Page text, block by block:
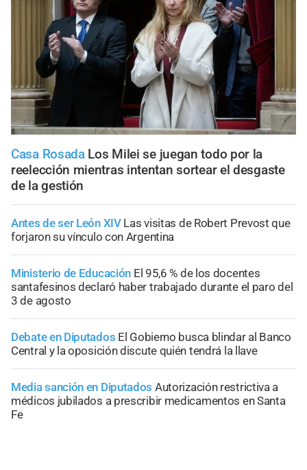
Casa Rosada Los Milei se juegan todo por la
reelección mientras intentan sortear el desgaste
de la gestión
Antes de ser León XIV Las visitas de Robert Prevost que
forjaron su vínculo con Argentina
Ministerio de Educación El 95,6 % de los docentes
santafesinos declaró haber trabajado durante el paro del
3 de agosto
Debate en Diputados El Gobierno busca blindar al Banco
Central y la oposición discute quién tendrá la llave
Media sanción en Diputados Autorización restrictiva a
médicos jubilados a prescribir medicamentos en Santa
Fe